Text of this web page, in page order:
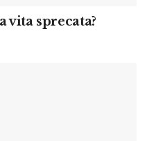
vita sprecata?